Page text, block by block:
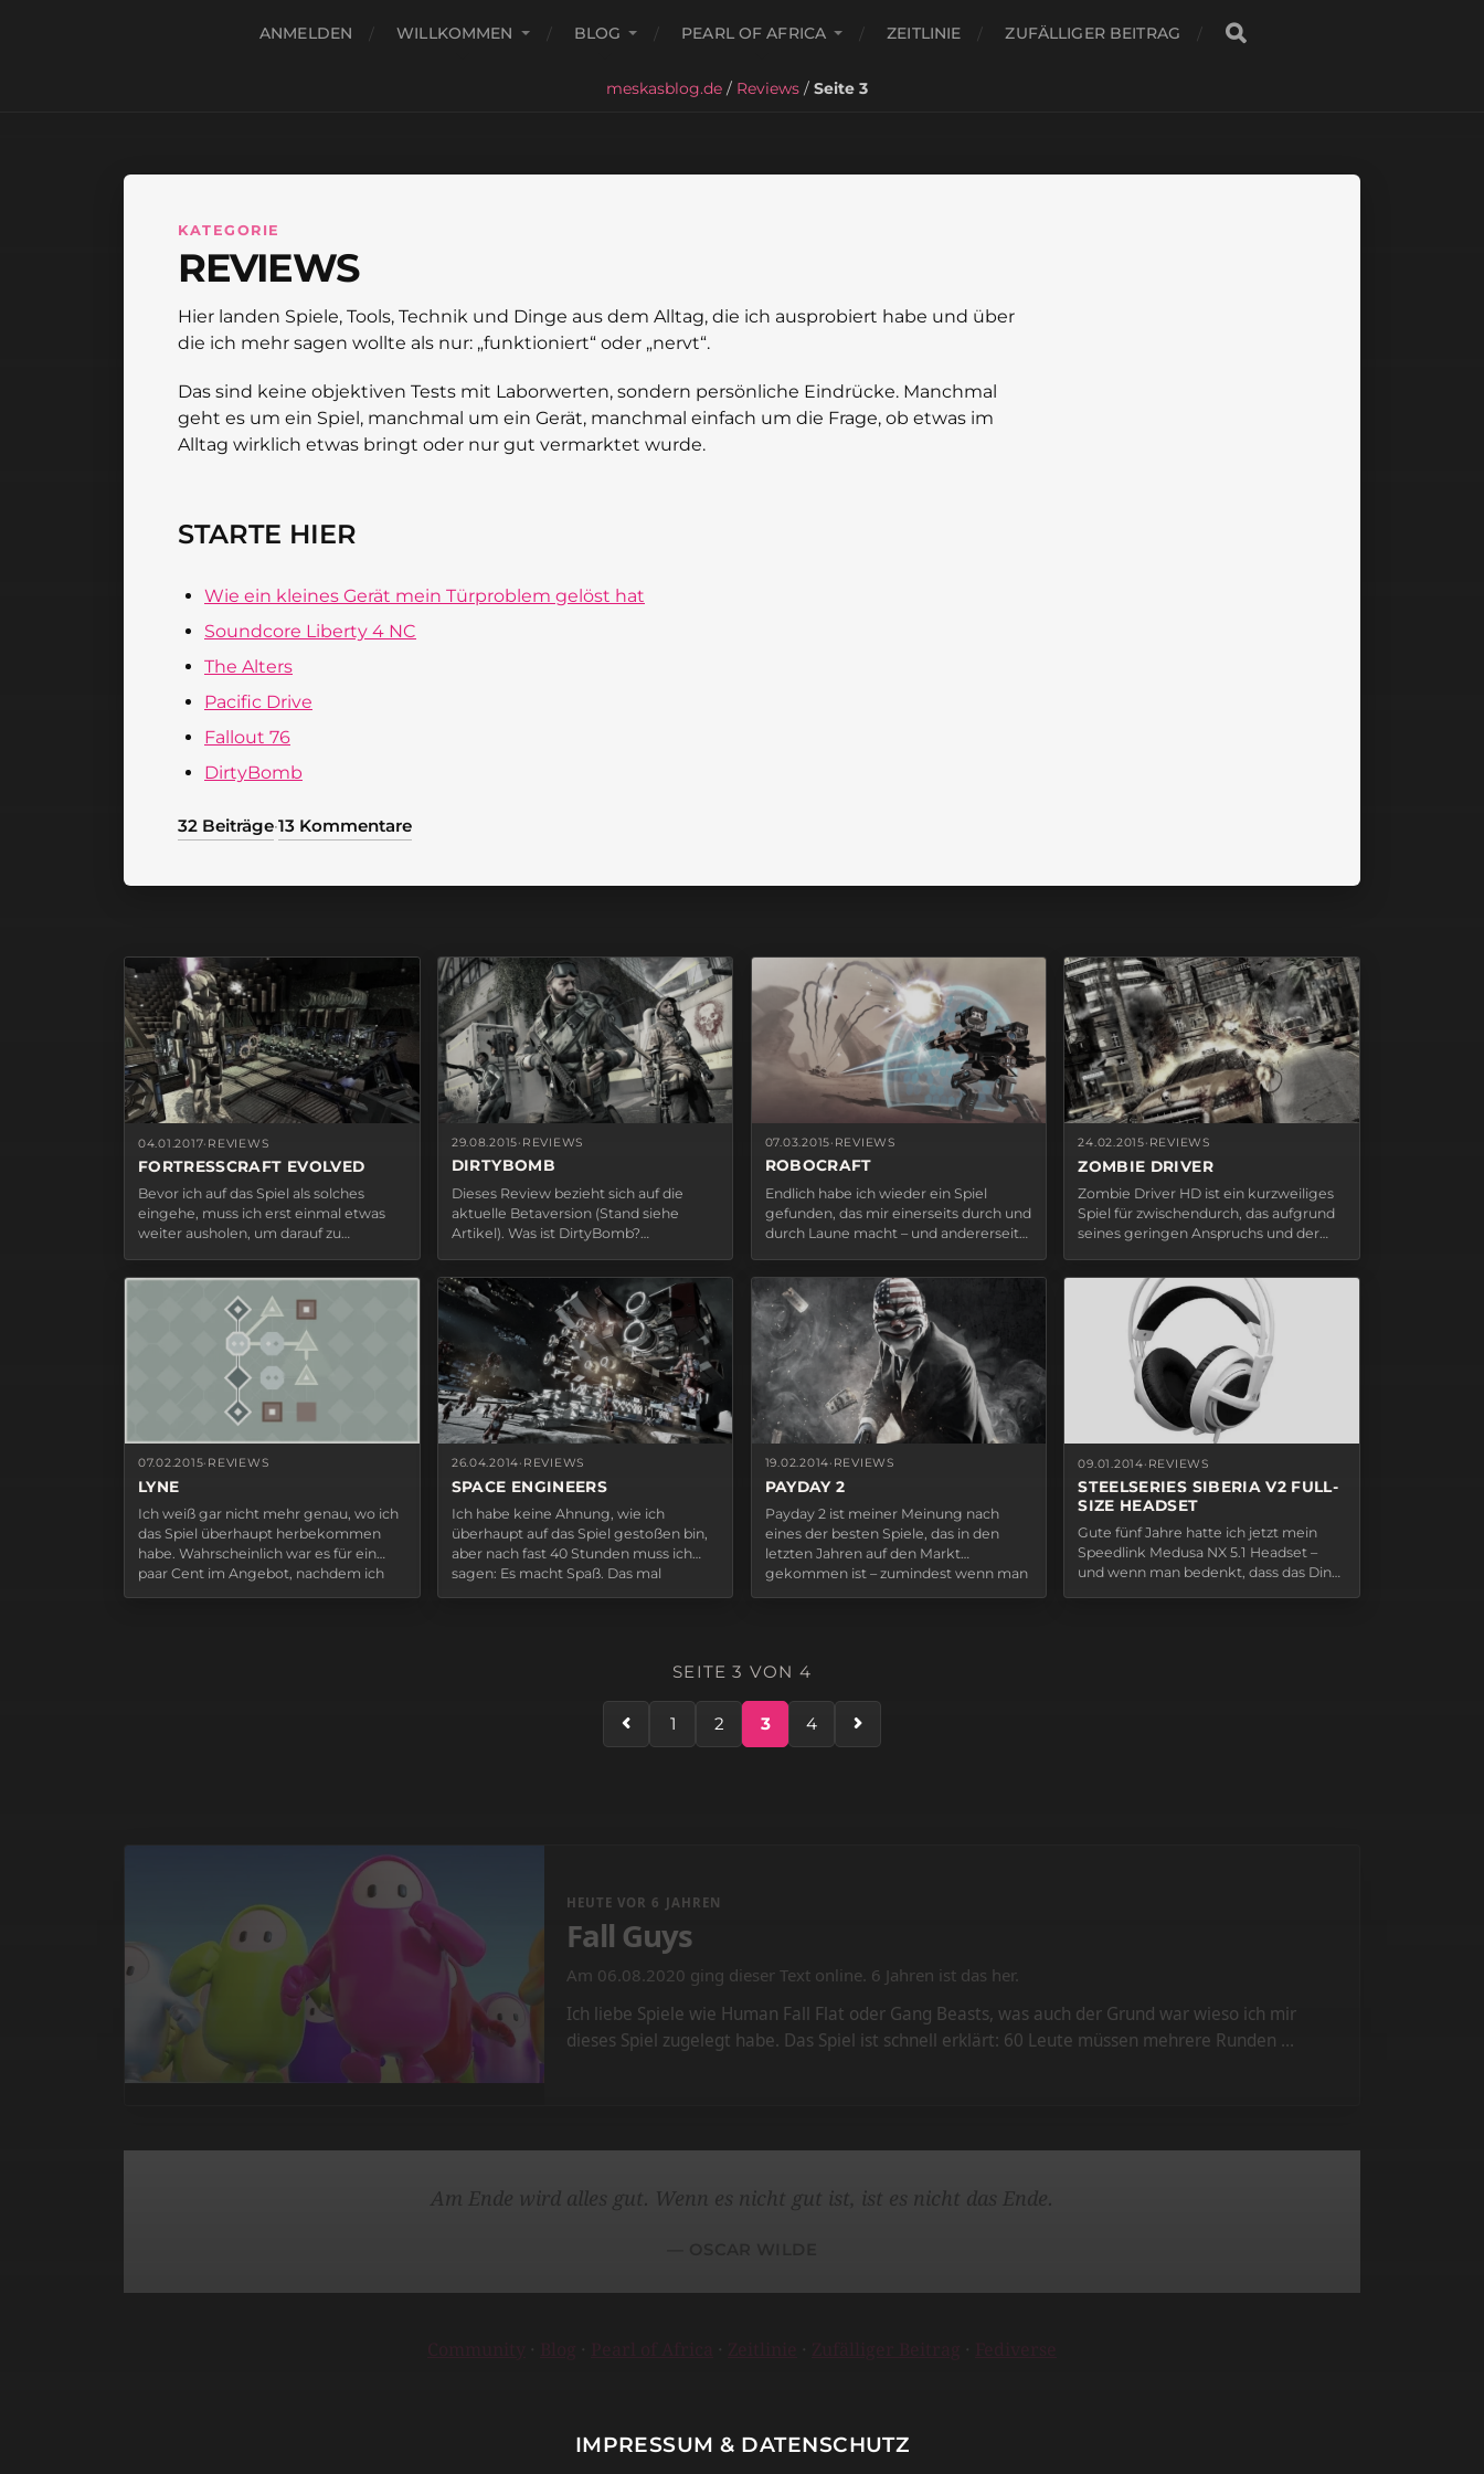
ANMELDEN WILLKOMMEN BLOG PEARL OF AFRICA ZEITLINIE ZUFÄLLIGER BEITRAG
meskasblog.de/ Reviews/ Seite 3
KATEGORIE
REVIEWS
Hier landen Spiele, Tools, Technik und Dinge aus dem Alltag, die ich ausprobiert habe und über
die ich mehr sagen wollte als nur: „funktioniert“ oder „nervt“.
Das sind keine objektiven Tests mit Laborwerten, sondern persönliche Eindrücke. Manchmal
geht es um ein Spiel, manchmal um ein Gerät, manchmal einfach um die Frage, ob etwas im
Alltag wirklich etwas bringt oder nur gut vermarktet wurde.
STARTE HIER
Wie ein kleines Gerät mein Türproblem gelöst hat
Soundcore Liberty 4 NC
The Alters
Pacific Drive
Fallout 76
DirtyBomb
32 Beiträge·13 Kommentare
04.01.2017· REVIEWS
FORTRESSCRAFT EVOLVED
Bevor ich auf das Spiel als solches
eingehe, muss ich erst einmal etwas
weiter ausholen, um darauf zu
überhaupt auf diesen Titel gekommen
bin. Hin und wieder kommt es vor, dass
ich mich durch meine Steam-
Bibliothek klicke und einfach nichts
29.08.2015· REVIEWS
DIRTYBOMB
Dieses Review bezieht sich auf die
aktuelle Betaversion (Stand siehe
Artikel). Was ist DirtyBomb?
sind, recht unkreativ und auch absolut
sinnfrei, aber egal... ist ein
actiongeladenes, First-Person, Ego-
Shooter,…
07.03.2015· REVIEWS
ROBOCRAFT
Endlich habe ich wieder ein Spiel
gefunden, das mir einerseits durch und
durch Laune macht – und andererseits
In Zockerkreisen nennt man mich
„Bob der Baumeister“ – das liegt daran,
dass…
24.02.2015· REVIEWS
ZOMBIE DRIVER
Zombie Driver HD ist ein kurzweiliges
Spiel für zwischendurch, das aufgrund
seines geringen Anspruchs und der
kann. Dennoch bietet es ein paar
lustige Momente und hebt sich durch
seinen Fokus auf Autos von anderen…
07.02.2015· REVIEWS
LYNE
Ich weiß gar nicht mehr genau, wo ich
das Spiel überhaupt herbekommen
habe. Wahrscheinlich war es für ein
paar Cent im Angebot, nachdem ich
26.04.2014· REVIEWS
SPACE ENGINEERS
Ich habe keine Ahnung, wie ich
überhaupt auf das Spiel gestoßen bin,
aber nach fast 40 Stunden muss ich
sagen: Es macht Spaß. Das mal
19.02.2014· REVIEWS
PAYDAY 2
Payday 2 ist meiner Meinung nach
eines der besten Spiele, das in den
letzten Jahren auf den Markt
gekommen ist – zumindest wenn man
das…
09.01.2014· REVIEWS
STEELSERIES SIBERIA V2 FULL-
SIZE HEADSET
Gute fünf Jahre hatte ich jetzt mein
Speedlink Medusa NX 5.1 Headset –
und wenn man bedenkt, dass das Ding
SEITE 3 VON 4
1 2 3 4
HEUTE VOR 6 JAHREN
Fall Guys
Am 06.08.2020 ging dieser Text online. 6 Jahren ist das her.
Ich liebe Spiele wie Human Fall Flat oder Gang Beasts, was auch der Grund war wieso ich mir
dieses Spiel zugelegt habe. Das Spiel ist schnell erklärt: 60 Leute müssen mehrere Runden …
Am Ende wird alles gut. Wenn es nicht gut ist, ist es nicht das Ende.
· · · · ·
IMPRESSUM & DATENSCHUTZ